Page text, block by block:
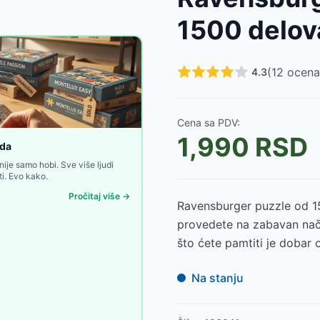
Trefl-1250RSD
12001676-2900
RSD
12001674
-2900RSD
samo hobi. Sve više ljudi
Evo kako.
Pročitaj više →
1500
4.3(12
Cena sa PDV:
1,990 RSD
Ravensburger puzzle od
provedete na zabavan
što ćete pamtiti je dobar
Na stanju